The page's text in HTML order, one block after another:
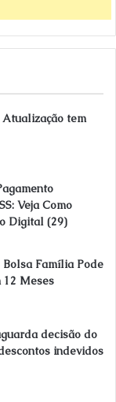
tem
Veja Como
Digital (29)
Família Pode
12 Meses
decisão do
indevidos